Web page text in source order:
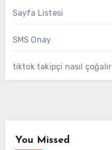
Sayfa Listesi
SMS Onay
tiktok takipçi nasıl çoğalır
You Missed